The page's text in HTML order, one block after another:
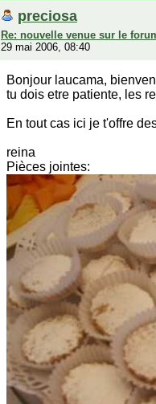
preciosa
Re: nouvelle venue sur le
29 mai 2006, 08:40
Bonjour laucama,
tu dois etre patiente, les
En tout cas ici je t'offre
reina
Pièces jointes: